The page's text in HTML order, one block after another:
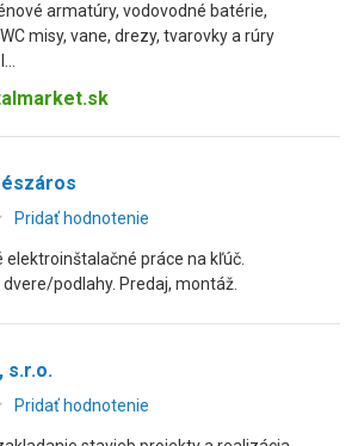
armatúry, vodovodné batérie,
misy, vane, drezy, tvarovky a rúry
Pridať hodnotenie
elektroinštalačné práce na kľúč.
dvere/podlahy. Predaj, montáž.
s.r.o.
Pridať hodnotenie